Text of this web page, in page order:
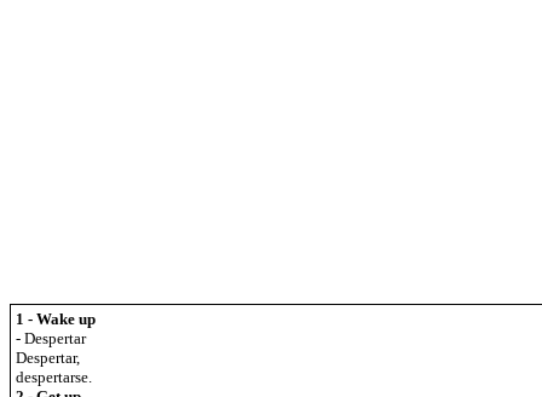
1 - Wake up
- Despertar
Despertar,
despertarse.